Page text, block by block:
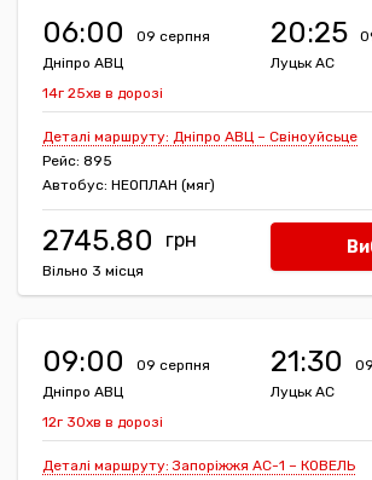
06:00
09 серпня
Дніпро АВЦ
20:25
Луцьк АС
14г 25хв в дорозі
Деталі маршруту: Дніпро АВЦ – Свіноуйсьце
Рейс: 895
Автобус: НЕОПЛАН (мяг)
2745.80
Вільно 3 місця
09:00
09 серпня
Дніпро АВЦ
21:30
Луцьк АС
12г 30хв в дорозі
Деталі маршруту: Запоріжжя АС-1 – КОВЕЛЬ